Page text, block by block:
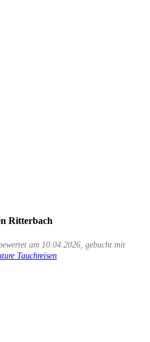
Ritterbach
am 10.04.2026, gebucht mit
Tauchreisen